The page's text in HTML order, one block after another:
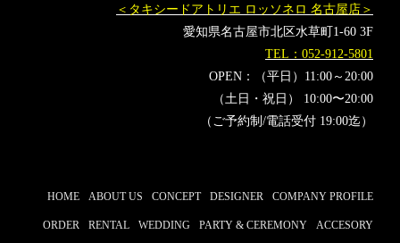
＜タキシードアトリエ ロッソネロ 名古屋店＞
愛知県名古屋市北区水草町1-60 3F
TEL：052-912-5801
OPEN：（平日）11:00～20:00
（土日・祝日） 10:00〜20:00
（ご予約制/電話受付 19:00迄）
HOME ABOUT US CONCEPT DESIGNER COMPANY PROFILE
ORDER RENTAL WEDDING PARTY & CEREMONY ACCESORY